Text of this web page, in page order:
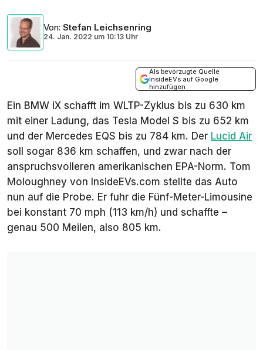
Von: Stefan Leichsenring
24. Jan. 2022 um 10:13 Uhr
Als bevorzugte Quelle
InsideEVs auf Google
hinzufügen
Ein BMW iX schafft im WLTP-Zyklus bis zu 630 km
mit einer Ladung, das Tesla Model S bis zu 652 km
und der Mercedes EQS bis zu 784 km. Der Lucid Air
soll sogar 836 km schaffen, und zwar nach der
anspruchsvolleren amerikanischen EPA-Norm. Tom
Moloughney von InsideEVs.com stellte das Auto
nun auf die Probe. Er fuhr die Fünf-Meter-Limousine
bei konstant 70 mph (113 km/h) und schaffte –
genau 500 Meilen, also 805 km.